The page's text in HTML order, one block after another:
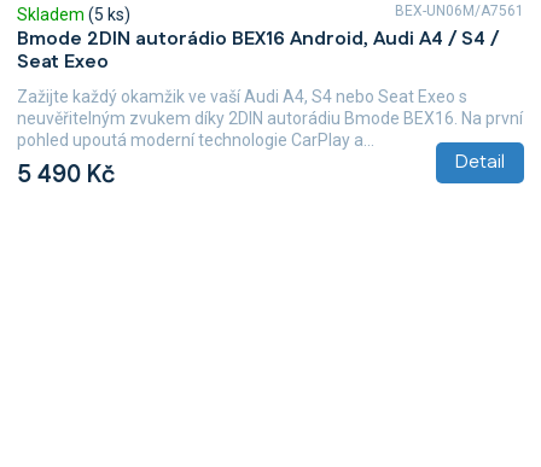
Bmode 2DIN autorádio BEX16 Android, Audi A4 / S4 /
Seat Exeo
Skladem (5 ks)
5 490 Kč Detail
Zažijte každý okamžik ve vaší Audi A4, S4 nebo Seat Exeo s
neuvěřitelným zvukem díky 2DIN autorádiu Bmode BEX16. Na první
pohled upoutá moderní technologie CarPlay a...
BEX-UN06M/A7561